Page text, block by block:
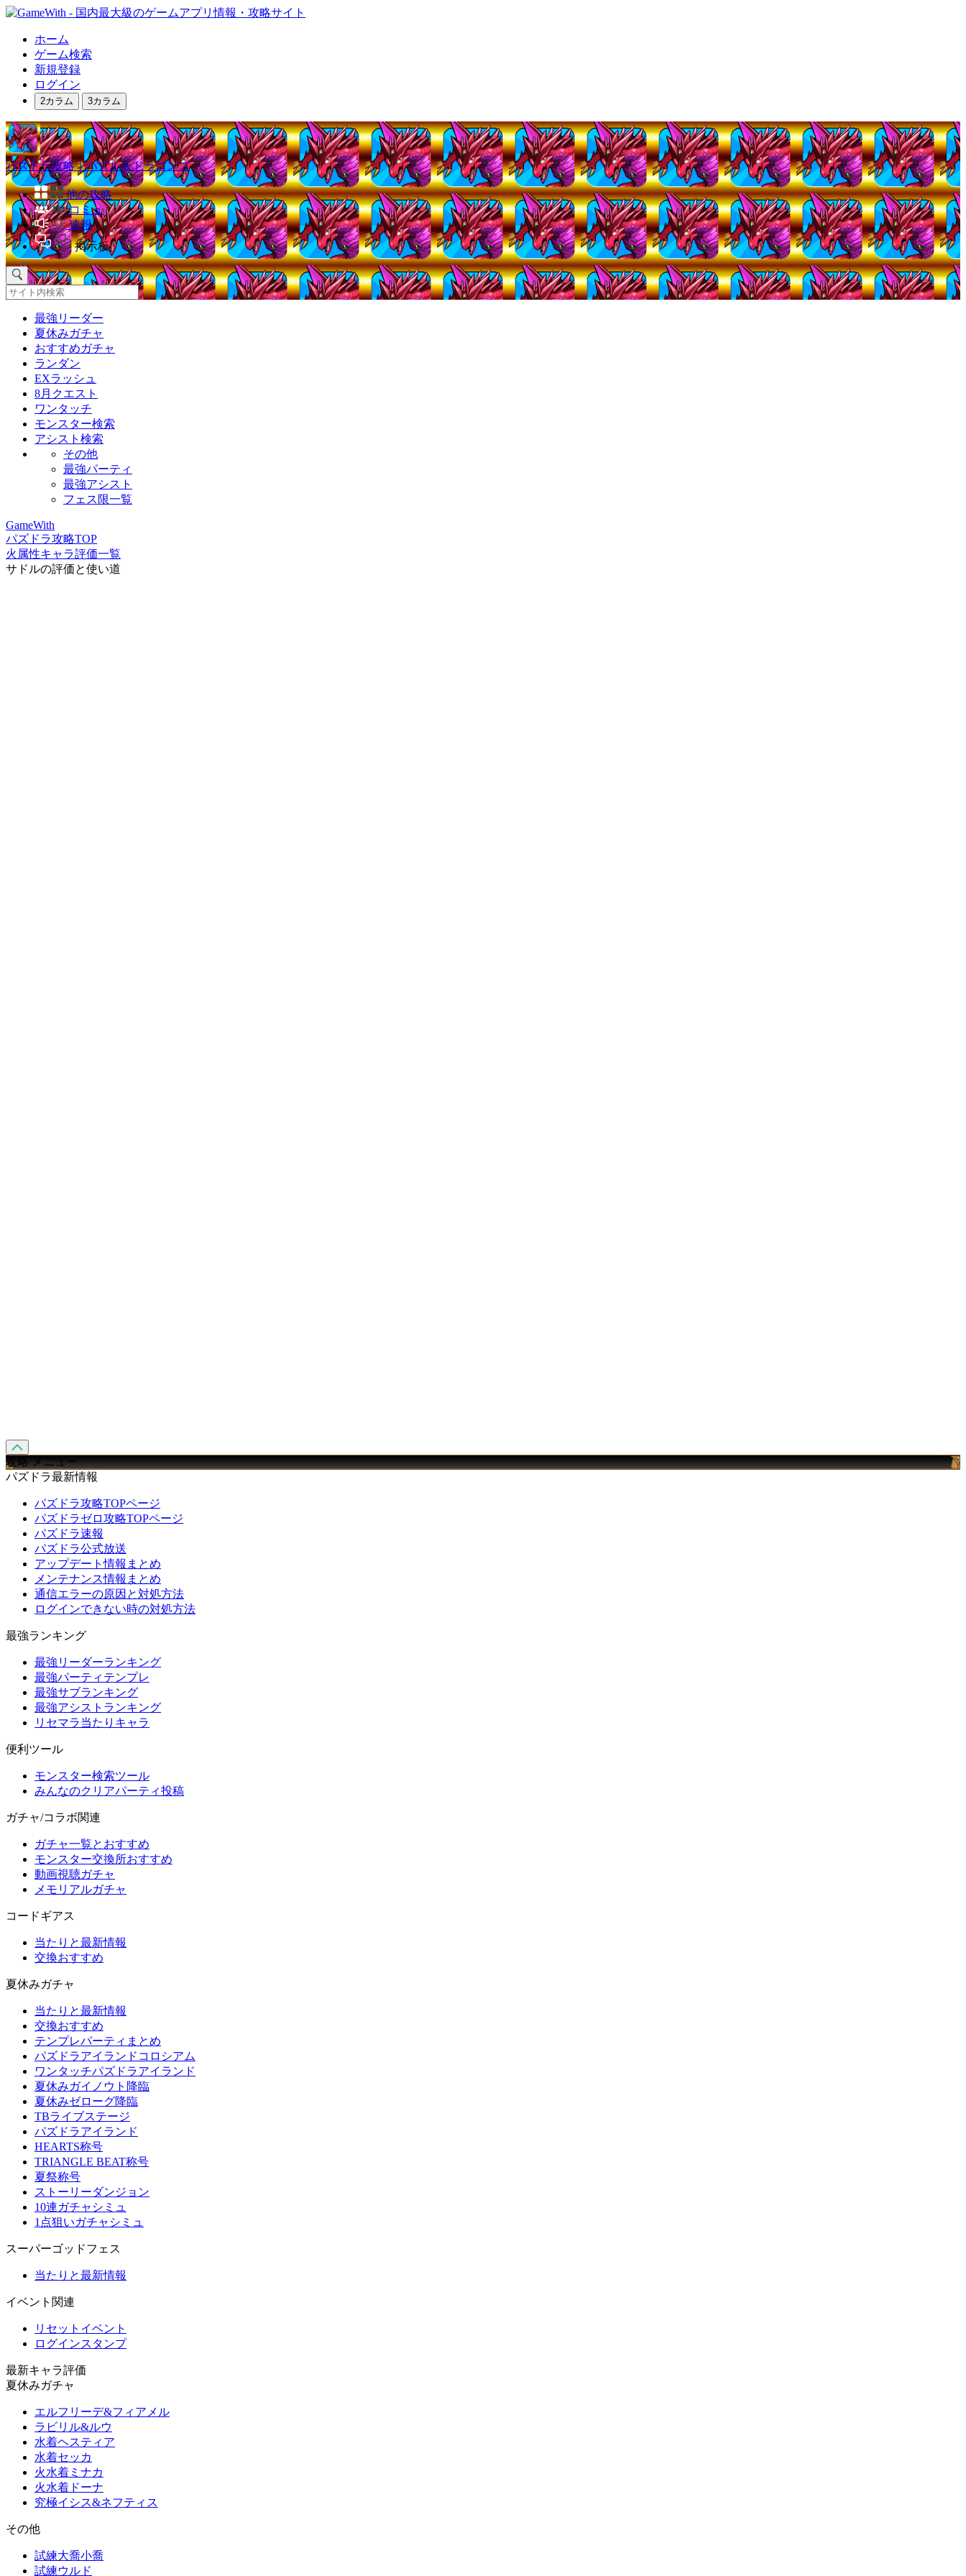
ホーム
ゲーム検索
新規登録
ログイン
2カラム 3カラム
パズドラ攻略｜パズル＆ドラゴンズ
他の攻略
コミュ
速報
掲示板
最強リーダー
夏休みガチャ
おすすめガチャ
ランダン
EXラッシュ
8月クエスト
ワンタッチ
モンスター検索
アシスト検索
その他
最強パーティ
最強アシスト
フェス限一覧
GameWith
パズドラ攻略TOP
火属性キャラ評価一覧
サドルの評価と使い道
攻略 メニュー
パズドラ最新情報
パズドラ攻略TOPページ
パズドラゼロ攻略TOPページ
パズドラ速報
パズドラ公式放送
アップデート情報まとめ
メンテナンス情報まとめ
通信エラーの原因と対処方法
ログインできない時の対処方法
最強ランキング
最強リーダーランキング
最強パーティテンプレ
最強サブランキング
最強アシストランキング
リセマラ当たりキャラ
便利ツール
モンスター検索ツール
みんなのクリアパーティ投稿
ガチャ/コラボ関連
ガチャ一覧とおすすめ
モンスター交換所おすすめ
動画視聴ガチャ
メモリアルガチャ
コードギアス
当たりと最新情報
交換おすすめ
夏休みガチャ
当たりと最新情報
交換おすすめ
テンプレパーティまとめ
パズドラアイランドコロシアム
ワンタッチパズドラアイランド
夏休みガイノウト降臨
夏休みゼローグ降臨
TBライブステージ
パズドラアイランド
HEARTS称号
TRIANGLE BEAT称号
夏祭称号
ストーリーダンジョン
10連ガチャシミュ
1点狙いガチャシミュ
スーパーゴッドフェス
当たりと最新情報
イベント関連
リセットイベント
ログインスタンプ
最新キャラ評価
夏休みガチャ
エルフリーデ&フィアメル
ラビリル&ルウ
水着ヘスティア
水着セッカ
火水着ミナカ
火水着ドーナ
究極イシス&ネフティス
その他
試練大喬小喬
試練ウルド